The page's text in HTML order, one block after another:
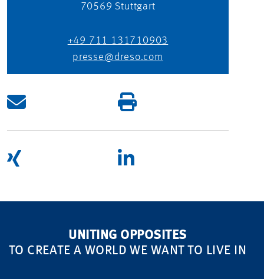
70569 Stuttgart
+49 711 131710903
presse@dreso.com
UNITING OPPOSITES
TO CREATE A WORLD WE WANT TO LIVE IN